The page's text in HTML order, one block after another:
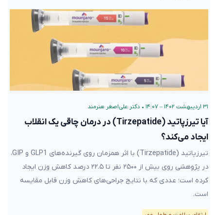
۳۱ اردیبهشت ۱۴۰۲ – ۱۴:۰۷ • دکتر علی‌اصغر هنرمند
آیا تیرزپاتید (Tirzepatide) در درمان چاقی یک انقلاب
ایجاد می‌کند؟
تیرزپاتید (Tirzepatide) با اثر همزمان روی گیرنده‌های GLP1 و GIP،
در پژوهشی روی بیش از ۲۵۰۰ نفر تا ۲۲.۵ درصد کاهش وزن ایجاد
کرده است؛ عددی که با نتایج جراحی‌های کاهش وزن قابل مقایسه
است.